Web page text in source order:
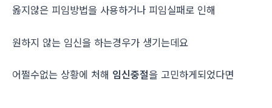
옳지않은 피임방법을 사용하거나 피임실패로 인해
원하지 않는 임신을 하는경우가 생기는데요
어쩔수없는 상황에 처해 임신중절을 고민하게되었다면